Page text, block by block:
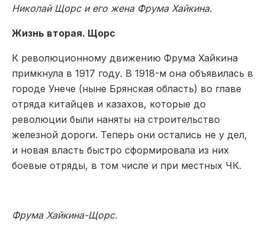
Николай Щорс и его жена Фрума Хайкина.
Жизнь вторая. Щорс
К революционному движению Фрума Хайкина
примкнула в 1917 году. В 1918-м она объявилась в
городе Унече (ныне Брянская область) во главе
отряда китайцев и казахов, которые до
революции были наняты на строительство
железной дороги. Теперь они остались не у дел,
и новая власть быстро сформировала из них
боевые отряды, в том числе и при местных ЧК.
Фрума Хайкина-Щорс.